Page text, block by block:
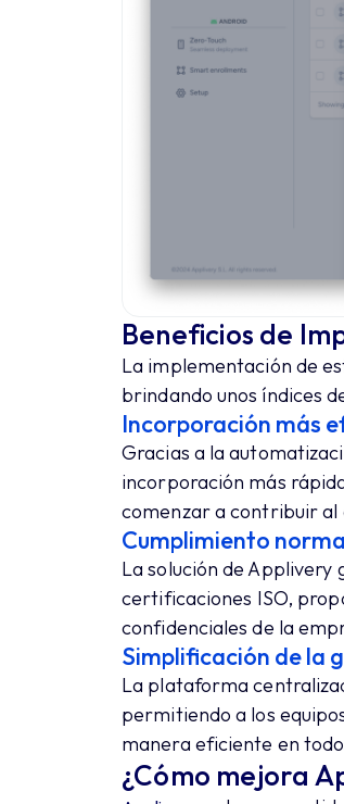
Beneficios de
La implementación de
brindando unos índices
Incorporación más
Gracias a la
incorporación más
comenzar a contribuir al
Cumplimiento
La solución de Applivery
certificaciones ISO,
confidenciales de la
Simplificación de la
La plataforma
permitiendo a los
manera eficiente en
¿Cómo mejora